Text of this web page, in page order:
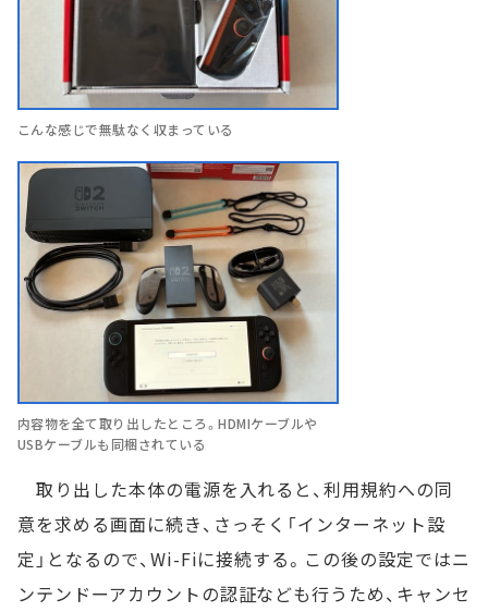
こんな感じで無駄なく収まっている
内容物を全て取り出したところ。HDMIケーブルや
USBケーブルも同梱されている
取り出した本体の電源を入れると、利用規約への同
意を求める画面に続き、さっそく「インターネット設
定」となるので、Wi-Fiに接続する。この後の設定ではニ
ンテンドーアカウントの認証なども行うため、キャンセ